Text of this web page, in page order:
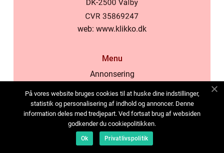
web: www.klikko.dk
Menu
Annonsering
Cookies
Kontakta oss
Sitemap
På vores website bruges cookies til at huske dine indstillinger,
statistik og personalisering af indhold og annoncer. Denne
information deles med tredjepart. Ved fortsat brug af websiden
godkender du cookiepolitikken.
Ok Privatlivspolitik